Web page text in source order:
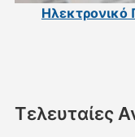
Ηλεκτρονικό
Τελευταίες